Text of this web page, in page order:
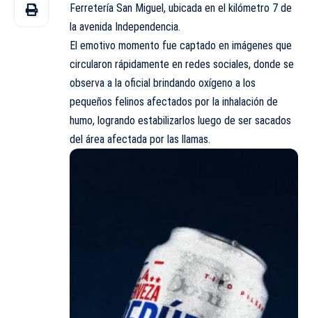
Ferretería San Miguel, ubicada en el kilómetro 7 de
la avenida Independencia.
El emotivo momento fue captado en imágenes que
circularon rápidamente en redes sociales, donde se
observa a la oficial brindando oxígeno a los
pequeños felinos afectados por la inhalación de
humo, logrando estabilizarlos luego de ser sacados
del área afectada por las llamas.